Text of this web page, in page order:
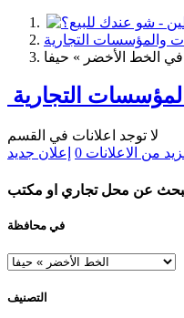
والمؤسسات التجارية
الخط الأخضر » حيفا
التجارية
لا توجد اعلانات في القسم
من الاعلانات 0 إعلان جديد
عن محل تجاري او مكتب
في محافظة
التصنيف